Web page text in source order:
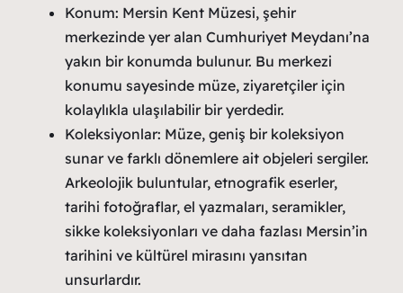
Konum: Mersin Kent Müzesi, şehir
merkezinde yer alan Cumhuriyet Meydanı’na
yakın bir konumda bulunur. Bu merkezi
konumu sayesinde müze, ziyaretçiler için
kolaylıkla ulaşılabilir bir yerdedir.
Koleksiyonlar: Müze, geniş bir koleksiyon
sunar ve farklı dönemlere ait objeleri sergiler.
Arkeolojik buluntular, etnografik eserler,
tarihi fotoğraflar, el yazmaları, seramikler,
sikke koleksiyonları ve daha fazlası Mersin’in
tarihini ve kültürel mirasını yansıtan
unsurlardır.